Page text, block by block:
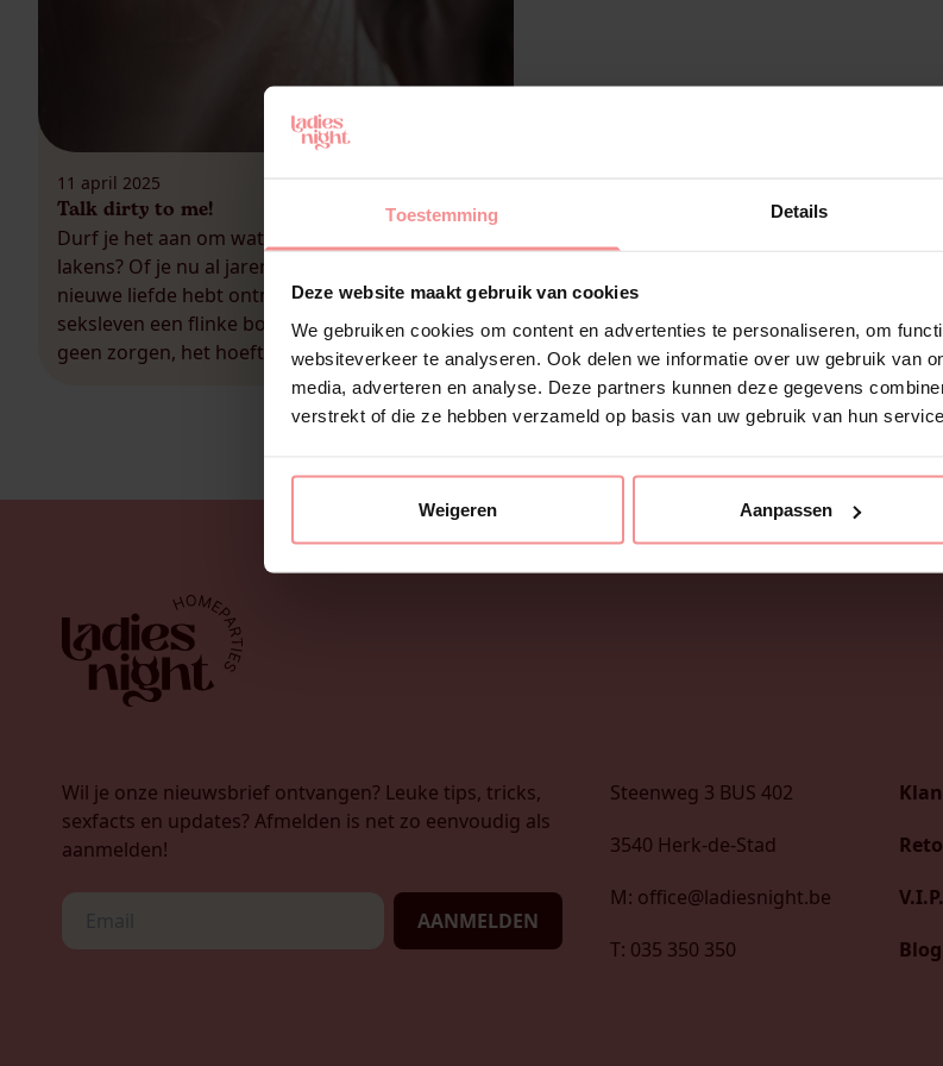
Toestemming Details
Deze website maakt gebruik van cookies
We gebruiken cookies om content en advertenties te personaliseren, om
websiteverkeer te analyseren. Ook delen we informatie over uw gebruik van
media, adverteren en analyse. Deze partners kunnen deze gegevens
verstrekt of die ze hebben verzameld op basis van uw gebruik van hun
Weigeren Aanpassen
11 april 2025
Talk dirty to me!
Durf je het aan om wat stouter te zijn tussen de
lakens? Of je nu al jaren samen bent of net een
nieuwe liefde hebt ontmoet, dirty talk kan je
seksleven een flinke boost geven. En maak je
geen zorgen, het hoeft helemaal niet vulgair of
ongemakkelijk te zijn. Met de juiste tips wordt
Wil je onze nieuwsbrief ontvangen? Leuke tips, tricks,
sexfacts en updates? Afmelden is net zo eenvoudig als
aanmelden!
AANMELDEN
Steenweg 3 BUS 402
3540 Herk-de-Stad
M: office@ladiesnight.be
T: 035 350 350
Blog